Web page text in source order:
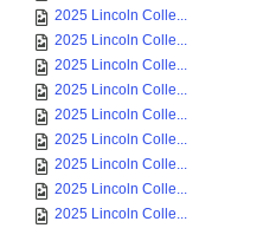
2025 Lincoln Colle...
2025 Lincoln Colle...
2025 Lincoln Colle...
2025 Lincoln Colle...
2025 Lincoln Colle...
2025 Lincoln Colle...
2025 Lincoln Colle...
2025 Lincoln Colle...
2025 Lincoln Colle...